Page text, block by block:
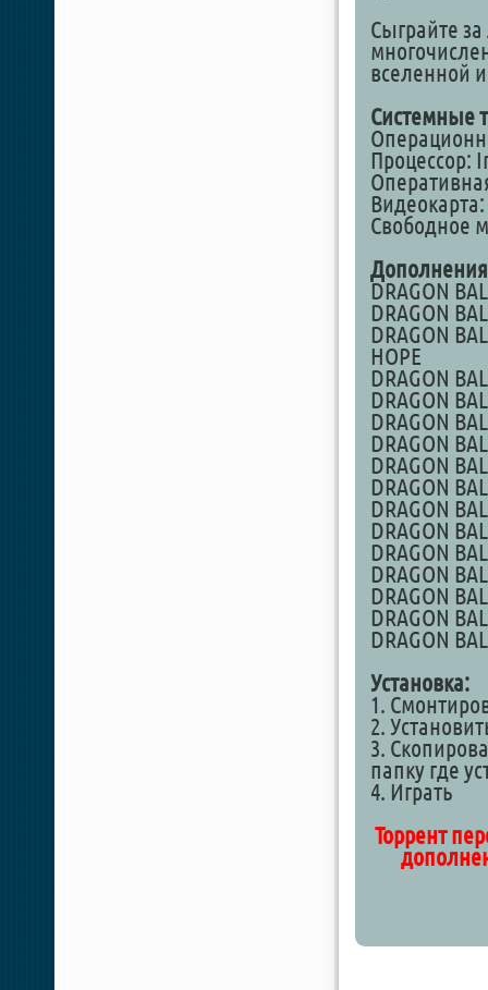
Сыграйте за
вселенной
Системные
Процессор:
Видеокарта:
Свободное
DRAGON
DRAGON
DRAGON
HOPE
DRAGON
DRAGON
DRAGON
DRAGON
DRAGON
DRAGON
DRAGON
DRAGON
DRAGON
DRAGON
DRAGON
DRAGON
DRAGON
Установка:
1.
2.
3.
папку где
4. Играть
Торрент